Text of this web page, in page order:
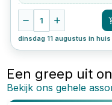
1
dinsdag 11 augustus in huis
Een greep uit
Bekijk ons gehele